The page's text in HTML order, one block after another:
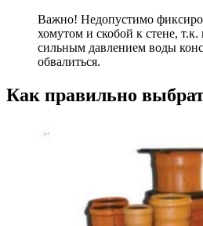
Важно! Недопустимо
хомутом и скобой к стене,
сильным давлением воды
обвалиться.
Как правильно